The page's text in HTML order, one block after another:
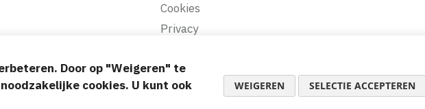
Cookies
Privacy
betalingen
Door op "Weigeren" te
cookies. U kunt ook
WEIGEREN SELECTIE ACCEPTEREN